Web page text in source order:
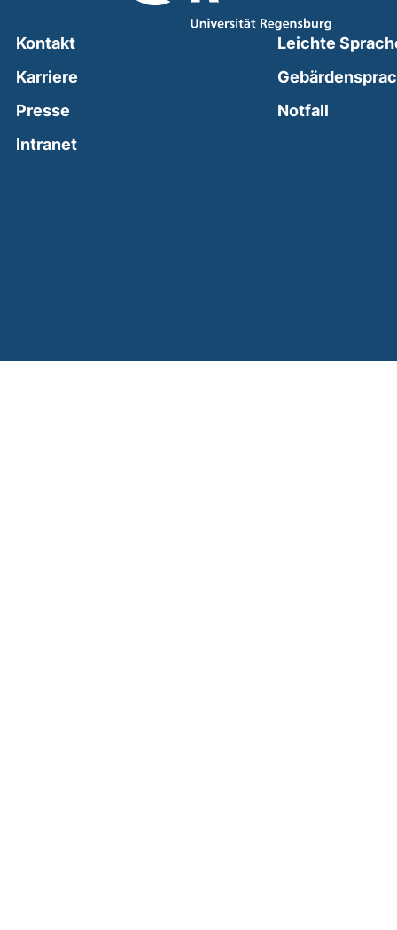
Kontakt
Karriere
Presse
Intranet(external link, opens in a new window)
Leichte
Notfall